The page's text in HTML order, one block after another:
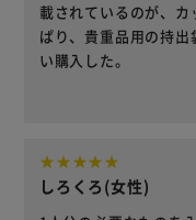
載されているのが、カ
ぱり、貴重品用の持
い購入した。
しろくろ(女性)